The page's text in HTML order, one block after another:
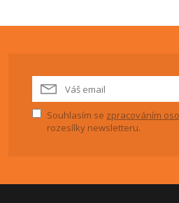
Souhlasím se zpracováním
rozesílky newsletteru.